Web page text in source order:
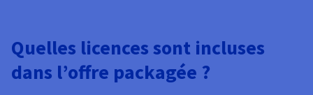
Quelles licences sont incluses
dans l’offre packagée ?